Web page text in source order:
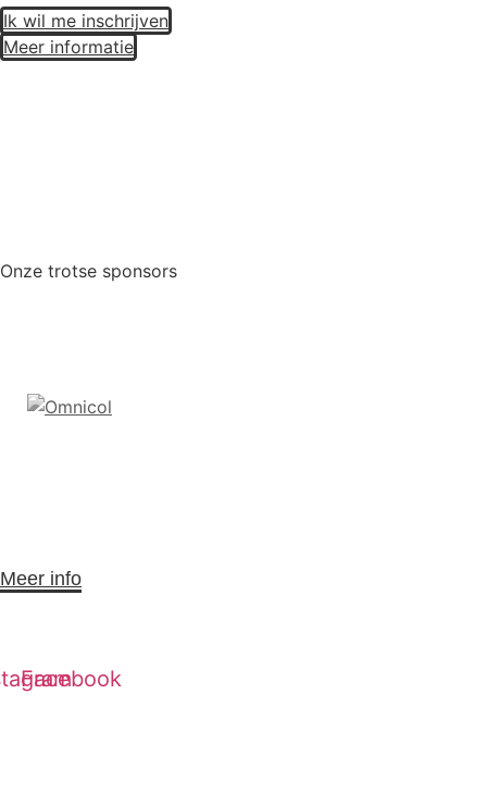
Ik wil me inschrijven
Meer informatie
Onze trotse sponsors
Meer info
Facebook